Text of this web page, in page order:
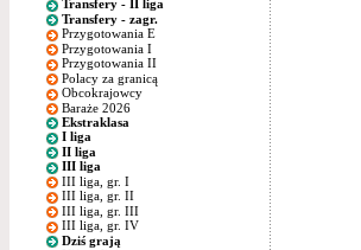
Transfery - II liga
Transfery - zagr.
Przygotowania E
Przygotowania I
Przygotowania II
Polacy za granicą
Obcokrajowcy
Baraże 2026
Ekstraklasa
I liga
II liga
III liga
III liga, gr. I
III liga, gr. II
III liga, gr. III
III liga, gr. IV
Dziś grają